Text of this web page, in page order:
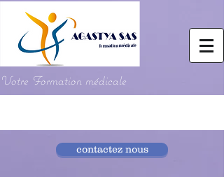
Votre Formation médicale
contactez nous